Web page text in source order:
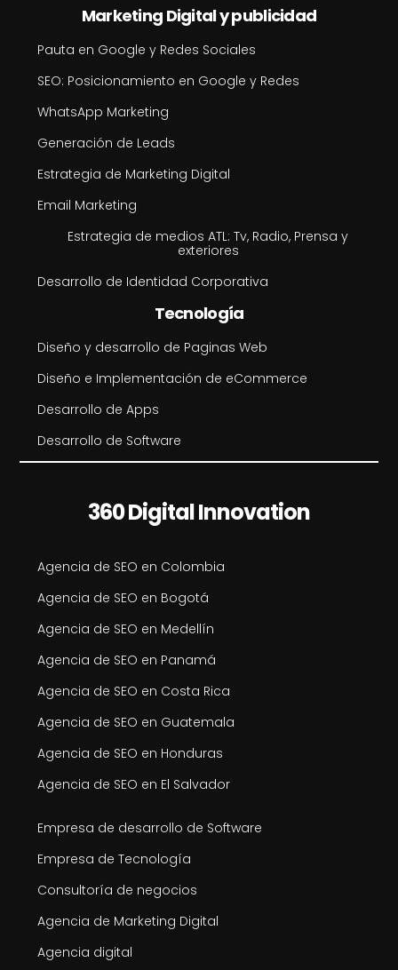
Marketing Digital y publicidad
Pauta en Google y Redes Sociales
SEO: Posicionamiento en Google y Redes
WhatsApp Marketing
Generación de Leads
Estrategia de Marketing Digital
Email Marketing
Estrategia de medios ATL: Tv, Radio, Prensa y
exteriores
Desarrollo de Identidad Corporativa
Tecnología
Diseño y desarrollo de Paginas Web
Diseño e Implementación de eCommerce
Desarrollo de Apps
Desarrollo de Software
360 Digital Innovation
Agencia de SEO en Colombia
Agencia de SEO en Bogotá
Agencia de SEO en Medellín
Agencia de SEO en Panamá
Agencia de SEO en Costa Rica
Agencia de SEO en Guatemala
Agencia de SEO en Honduras
Agencia de SEO en El Salvador
Empresa de desarrollo de Software
Empresa de Tecnología
Consultoría de negocios
Agencia de Marketing Digital
Agencia digital